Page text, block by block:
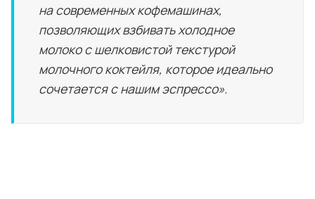
на современных кофемашинах,
позволяющих взбивать холодное
молоко с шелковистой текстурой
молочного коктейля, которое идеально
сочетается с нашим эспрессо».